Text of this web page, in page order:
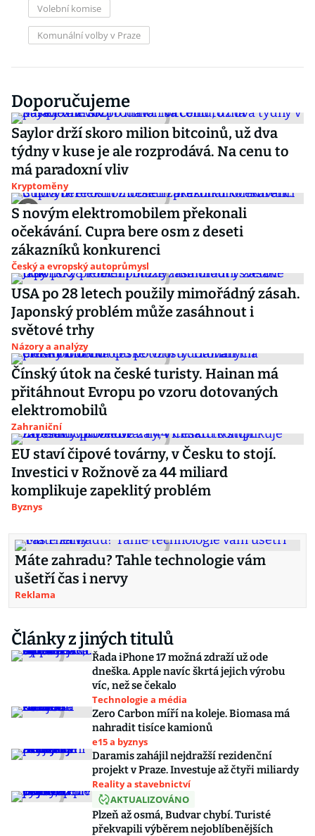
Volební komise
Komunální volby v Praze
Doporučujeme
Saylor drží skoro milion bitcoinů, už dva
týdny v kuse je ale rozprodává. Na cenu to
má paradoxní vliv
Kryptoměny
S novým elektromobilem překonali
očekávání. Cupra bere osm z deseti
zákazníků konkurenci
Český a evropský autoprůmysl
USA po 28 letech použily mimořádný zásah.
Japonský problém může zasáhnout i
světové trhy
Názory a analýzy
Čínský útok na české turisty. Hainan má
přitáhnout Evropu po vzoru dotovaných
elektromobilů
Zahraniční
EU staví čipové továrny, v Česku to stojí.
Investici v Rožnově za 44 miliard
komplikuje zapeklitý problém
Byznys
Máte zahradu? Tahle technologie vám
ušetří čas i nervy
Reklama
Články z jiných titulů
Řada iPhone 17 možná zdraží už ode
dneška. Apple navíc škrtá jejich výrobu
víc, než se čekalo
Technologie a média
Zero Carbon míří na koleje. Biomasa má
nahradit tisíce kamionů
e15 a byznys
Daramis zahájil nejdražší rezidenční
projekt v Praze. Investuje až čtyři miliardy
Reality a stavebnictví
AKTUALIZOVÁNO
Plzeň až osmá, Budvar chybí. Turisté
překvapili výběrem nejoblíbenějších